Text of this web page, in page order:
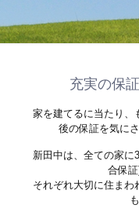
充実の保
家を建てるに当たり、
後の保証を気に
新田中は、全ての家に
合保
それぞれ大切に住まわ